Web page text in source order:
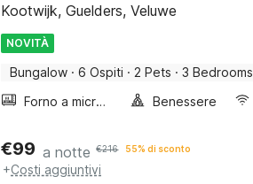
Kootwijk, Guelders, Veluwe
NOVITÀ
Bungalow · 6 Ospiti · 2 Pets · 3 Bedrooms
Forno a microonde combinato
Benessere
€99 a notte €216 55% di sconto
+Costi aggiuntivi